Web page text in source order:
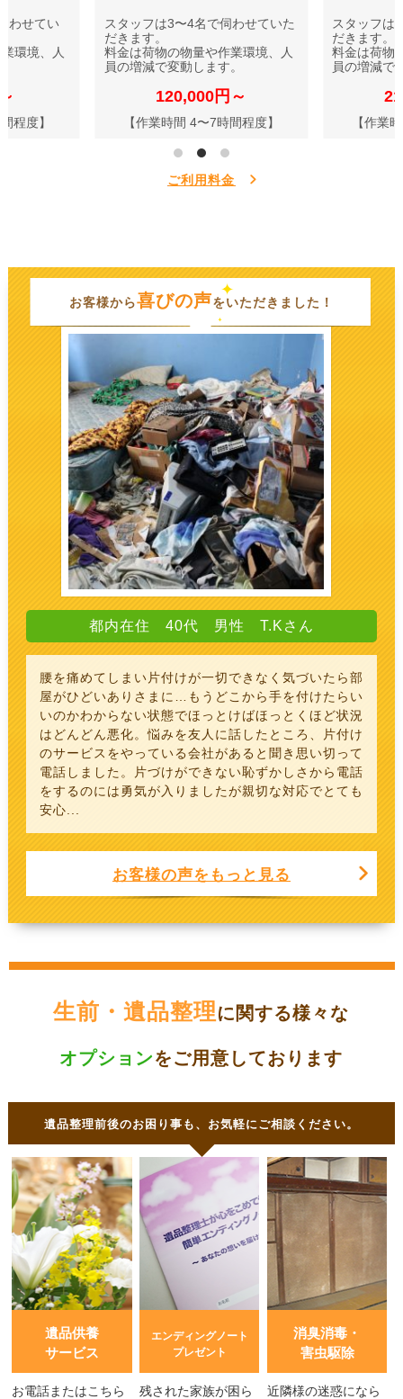
わせてい
環境、人
程度】
スタッフは3〜4名で伺わせていた
だきます。
料金は荷物の物量や作業環境、人
員の増減で変動します。
120,000円～
【作業時間 4〜7時間程度】
スタッフは
だきます。
料金は荷物
員の増減で
【作業
ご利用料金
お客様から喜びの声をいただきました！
都内在住 40代 男性 T.Kさん
腰を痛めてしまい片付けが一切できなく気づいたら部
屋がひどいありさまに…もうどこから手を付けたらい
いのかわからない状態でほっとけばほっとくほど状況
はどんどん悪化。悩みを友人に話したところ、片付け
のサービスをやっている会社があると聞き思い切って
電話しました。片づけができない恥ずかしさから電話
をするのには勇気が入りましたが親切な対応でとても
安心...
お客様の声をもっと見る
生前・遺品整理に関する様々な
オプションをご用意しております
遺品整理前後のお困り事も、お気軽にご相談ください。
遺品供養
サービス
お電話またはこちら
エンディングノート
プレゼント
残された家族が困ら
消臭消毒・
害虫駆除
近隣様の迷惑になら